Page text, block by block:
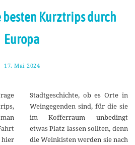
besten Kurztrips durch
Europa
17. Mai 2024
a
i
2
2
4
Stadtgeschichte, ob es Orte in
Weingegenden sind, für die sie
im Kofferraum unbedingt
etwas Platz lassen sollten, denn
die Weinkisten werden sie nach